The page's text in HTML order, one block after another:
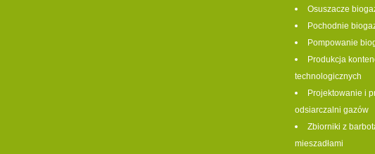
Osuszacze
Pochodnie
Pompowanie
Produkcja
technologicznych
Projektowanie i
odsiarczalni gazów
Zbiorniki z
mieszadłami